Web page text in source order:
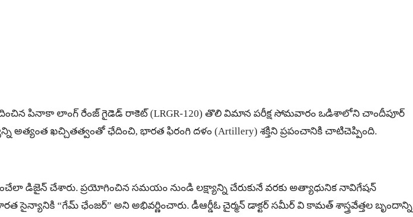
పినాకా లాంగ్ రేంజ్ గైడెడ్ రాకెట్ (LRGR-120) తొలి విమాన పరీక్ష సోమవారం ఒడిశాలోని చాందీపూర్
అత్యంత ఖచ్చితత్వంతో ఛేదించి, భారత ఫిరంగి దళం (Artillery) శక్తిని ప్రపంచానికి చాటిచెప్పింది.
డిజైన్ చేశారు. ప్రయోగించిన సమయం నుండి లక్ష్యాన్ని చేరుకునే వరకు అత్యాధునిక నావిగేషన్
సైన్యానికి “గేమ్ ఛేంజర్” అని అభివర్ణించారు. డీఆర్డీఓ చైర్మన్ డాక్టర్ సమీర్ వి కామత్ శాస్త్రవేత్తల బృందాన్ని